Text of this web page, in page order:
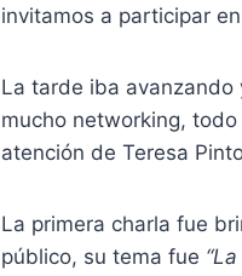
invitamos a participar
La tarde iba
mucho networking,
atención de Teresa
La primera charla fue
público, su tema fue